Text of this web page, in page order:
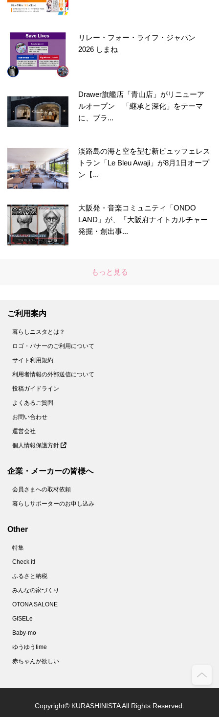
リレー・フォー・ライフ・ジャパン
2026 しまね
Drawer旗艦店「青山店」がリニューア
ルオープン 「継承と深化」をテーマ
に、ブラ...
淡路島の海と空を望む新ビュッフェレス
トラン「Le Bleu Awaji」が8月1日オープ
ン【...
大阪発・音楽コミュニティ「ONDO
LAND」が、「大阪府ナイトカルチャー
発掘・創出事...
もっと見る
ご利用案内
暮らしニスタとは？
ロゴ・バナーのご利用について
サイト利用規約
利用者情報の外部送信について
投稿ガイドライン
よくあるご質問
お問い合わせ
運営会社
個人情報保護方針
企業・メーカーの皆様へ
会員さまへの取材依頼
暮らしサポーターのお申し込み
Other
特集
Check it!
ふるさと納税
みんなの家づくり
OTONA SALONE
GISELe
Baby-mo
ゆうゆうtime
赤ちゃんが欲しい
Copyright© KURASHINISTA All Rights Reserved.